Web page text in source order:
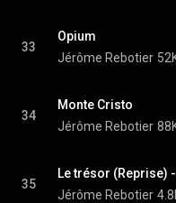
33
Opium
Jérôme Rebotier
34
Monte Cristo
Jérôme Rebotier
35
Le trésor (Reprise)
Jérôme Rebotier